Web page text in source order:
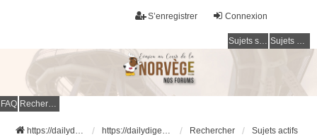
Connexion
S’enregistrer
Sujets sans réponse Sujets actifs
FAQ Rechercher
https://dailydigesthub.com https://dailydigesthub.com Rechercher Sujets actifs